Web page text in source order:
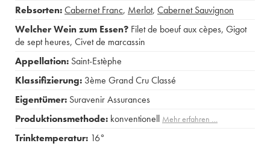
Rebsorten:Cabernet Franc, Merlot, Cabernet Sauvignon
Welcher Wein zum Essen? Filet de boeuf aux cèpes, Gigot
de sept heures, Civet de marcassin
Appellation: Saint-Estèphe
Klassifizierung: 3ème Grand Cru Classé
Eigentümer: Suravenir Assurances
Produktionsmethode: konventionell Mehr erfahren …
Trinktemperatur: 16°